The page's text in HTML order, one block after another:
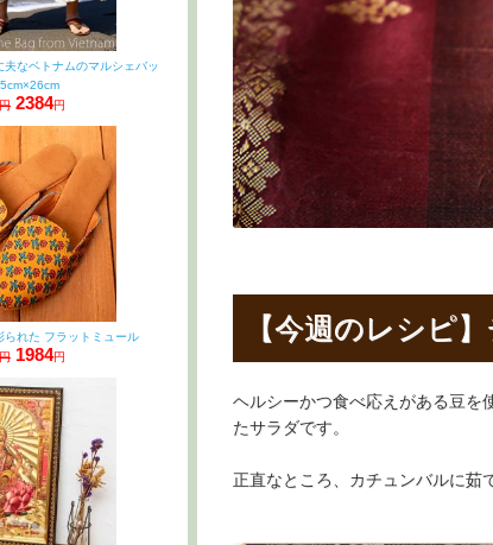
【今週のレシピ
ヘルシーかつ食べ応えがある豆を
たサラダです。
正直なところ、カチュンバルに茹
なベトナムのマルシェバッ
2384円
られた フラットミュール
1984円